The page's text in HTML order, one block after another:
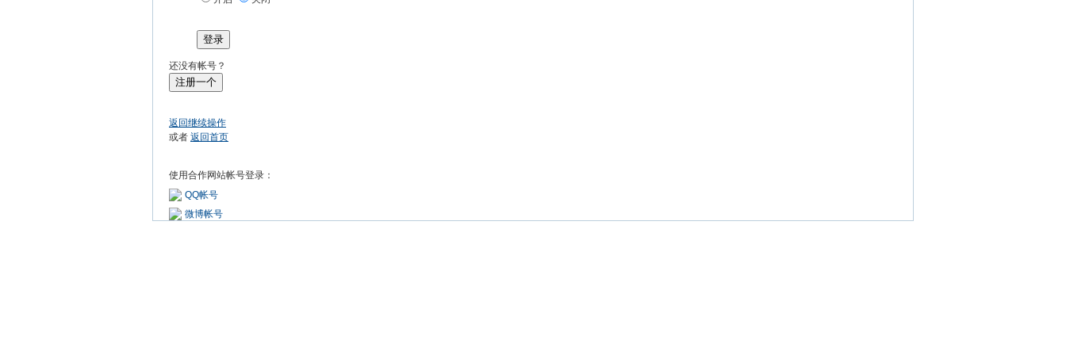
登录
还没有帐号？
注册一个
返回继续操作
或者 返回首页
使用合作网站帐号登录：
QQ帐号
微博帐号